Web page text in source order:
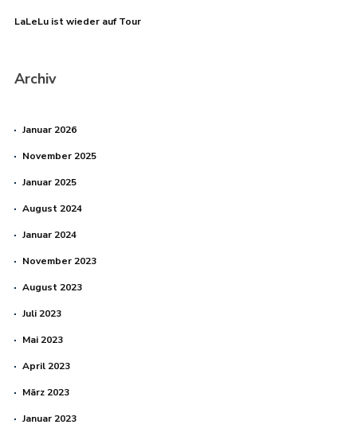
LaLeLu ist wieder auf Tour
Archiv
Januar 2026
November 2025
Januar 2025
August 2024
Januar 2024
November 2023
August 2023
Juli 2023
Mai 2023
April 2023
März 2023
Januar 2023